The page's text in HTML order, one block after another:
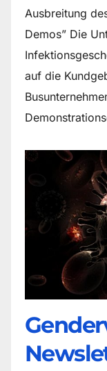
Ausbreitung
Demos” Die
auf die